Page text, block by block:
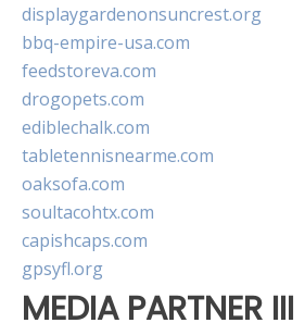
displaygardenonsuncrest.org
bbq-empire-usa.com
feedstoreva.com
drogopets.com
ediblechalk.com
tabletennisnearme.com
oaksofa.com
soultacohtx.com
capishcaps.com
gpsyfl.org
MEDIA PARTNER III